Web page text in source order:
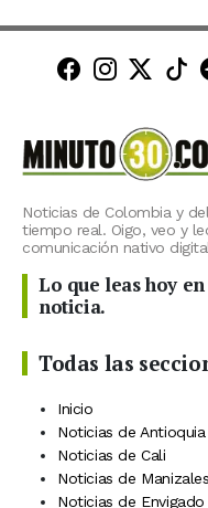
Minuto30
Noticias de Colombia y
tiempo real. Oigo, veo y
comunicación nativo
Lo que leas hoy
noticia.
Todas las
Inicio
Noticias de Antioquia
Noticias de Cali
Noticias de Manizales
Noticias de Envigado